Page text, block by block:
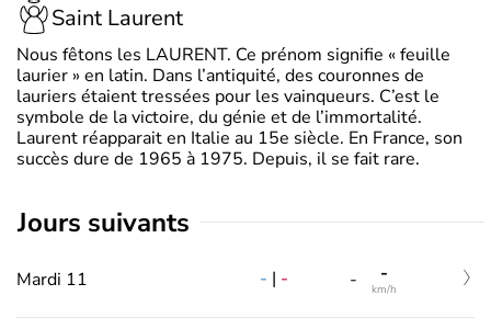
Saint Laurent
Nous fêtons les LAURENT. Ce prénom signifie « feuille
laurier » en latin. Dans l’antiquité, des couronnes de
lauriers étaient tressées pour les vainqueurs. C’est le
symbole de la victoire, du génie et de l’immortalité.
Laurent réapparait en Italie au 15e siècle. En France, son
succès dure de 1965 à 1975. Depuis, il se fait rare.
jours suivants
Mardi 11 - | - - -
km/h